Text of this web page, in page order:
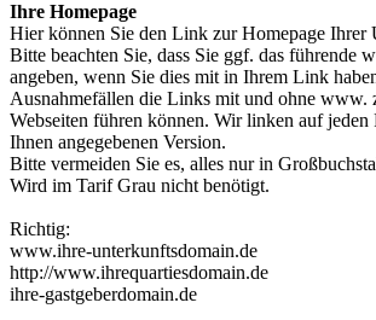
Ihre Homepage
Hier können Sie den Link zur Homepage Ihrer
Bitte beachten Sie, dass Sie ggf. das führende
angeben, wenn Sie dies mit in Ihrem Link
Ausnahmefällen die Links mit und ohne www.
Webseiten führen können. Wir linken auf jeden
Ihnen angegebenen Version.
Bitte vermeiden Sie es, alles nur in
Wird im Tarif Grau nicht benötigt.
Richtig:
www.ihre-unterkunftsdomain.de
http://www.ihrequartiesdomain.de
ihre-gastgeberdomain.de